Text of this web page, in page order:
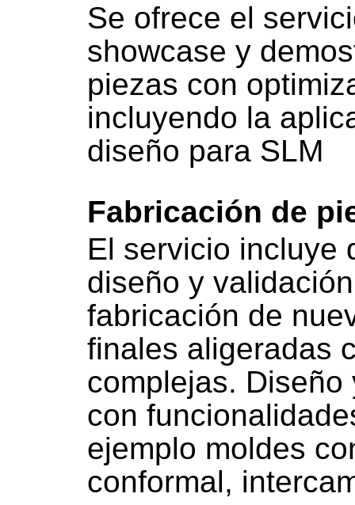
Se ofrece el
showcase y
piezas con
incluyendo la
diseño para SLM
Fabricación de
El servicio incluye
diseño y
fabricación de
finales aligeradas
complejas.
con
ejemplo moldes
conformal,